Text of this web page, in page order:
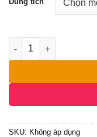
SKU: Không áp dụng